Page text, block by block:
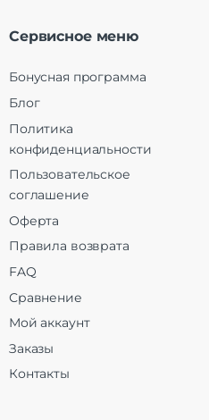
Сервисное меню
Бонусная программа
Блог
Политика
конфиденциальности
Пользовательское
соглашение
Оферта
Правила возврата
FAQ
Сравнение
Мой аккаунт
Заказы
Контакты